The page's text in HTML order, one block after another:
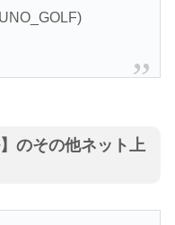
のその他ネット上